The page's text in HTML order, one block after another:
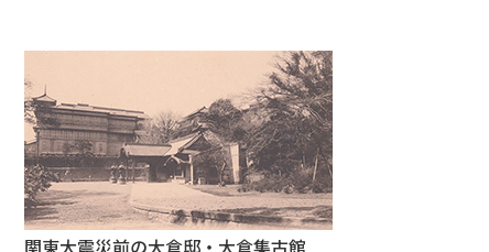
関東大震災前の大倉邸・大倉集古館